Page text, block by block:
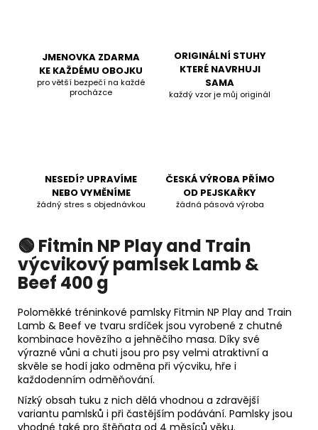
JMENOVKA ZDARMA
KE KAŽDÉMU OBOJKU
pro větší bezpečí na každé
procházce
ORIGINÁLNÍ STUHY
KTERÉ NAVRHUJI
SAMA
každý vzor je můj originál
NESEDÍ? UPRAVÍME
NEBO VYMĚNÍME
žádný stres s objednávkou
ČESKÁ VÝROBA PŘÍMO
OD PEJSKAŘKY
žádná pásová výroba
🟢 Fitmin NP Play and Train
výcvikový pamlsek Lamb &
Beef 400 g
Poloměkké tréninkové pamlsky Fitmin NP Play and Train
Lamb & Beef ve tvaru srdíček jsou vyrobené z chutné
kombinace hovězího a jehněčího masa. Díky své
výrazné vůni a chuti jsou pro psy velmi atraktivní a
skvěle se hodí jako odměna při výcviku, hře i
každodenním odměňování.
Nízký obsah tuku z nich dělá vhodnou a zdravější
variantu pamlsků i při častějším podávání. Pamlsky jsou